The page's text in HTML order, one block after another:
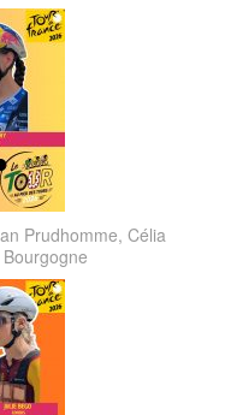
Prudhomme, Célia